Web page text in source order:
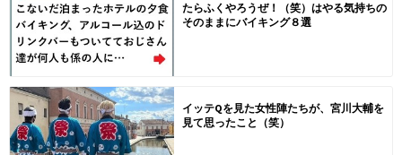
たらふくやろうぜ！（笑）はやる気持ちの
そのままにバイキング８選
イッテQを見た女性陣たちが、宮川大輔を
見て思ったこと（笑）